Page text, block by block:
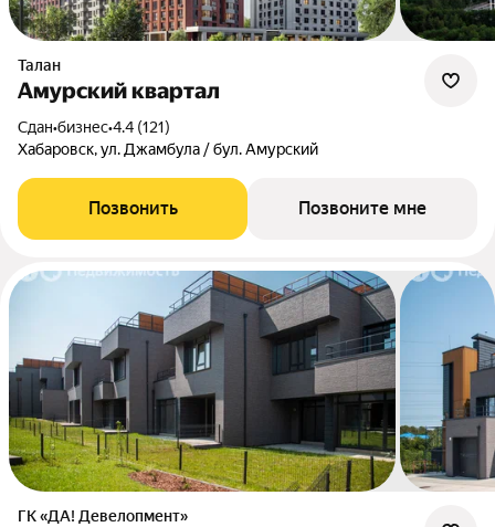
Талан
Амурский квартал
Сдан•бизнес•4.4 (121)
Хабаровск, ул. Джамбула / бул. Амурский
Позвонить Позвоните мне
ГК «ДА! Девелопмент»